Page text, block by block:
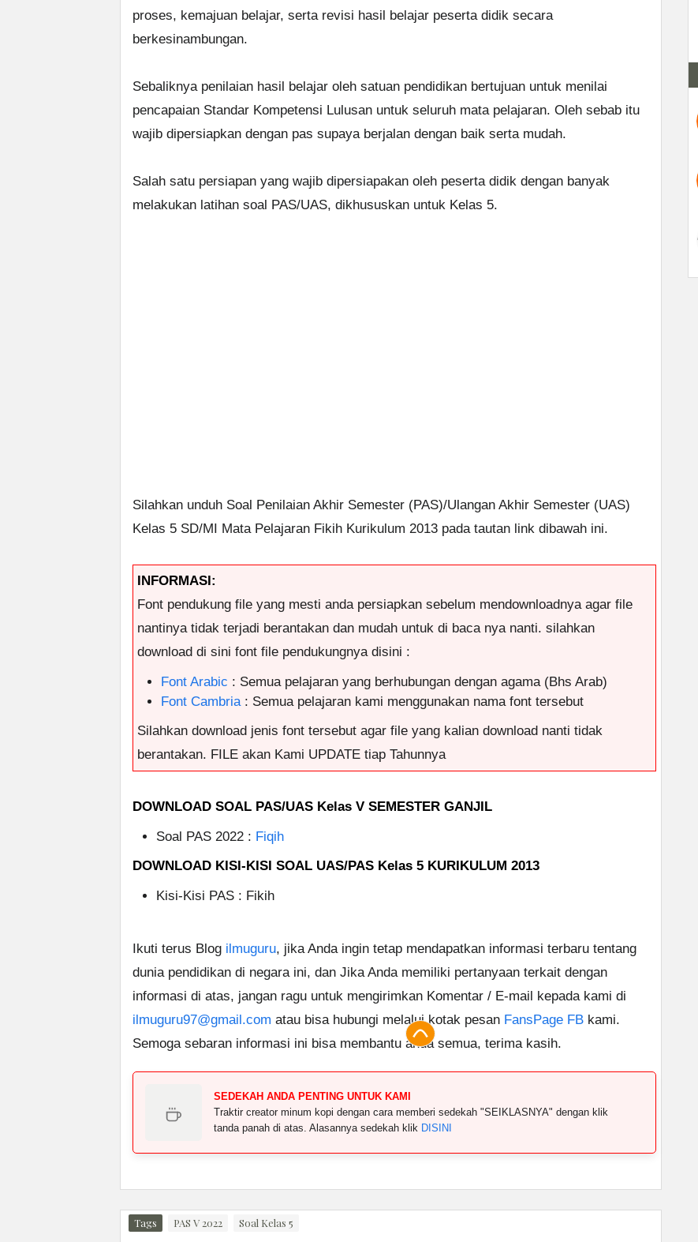
proses, kemajuan belajar, serta revisi hasil belajar peserta didik secara
berkesinambungan.
Sebaliknya penilaian hasil belajar oleh satuan pendidikan bertujuan untuk menilai
pencapaian Standar Kompetensi Lulusan untuk seluruh mata pelajaran. Oleh sebab itu
wajib dipersiapkan dengan pas supaya berjalan dengan baik serta mudah.
Salah satu persiapan yang wajib dipersiapakan oleh peserta didik dengan banyak
melakukan latihan soal PAS/UAS, dikhususkan untuk Kelas 5.
Silahkan unduh Soal Penilaian Akhir Semester (PAS)/Ulangan Akhir Semester (UAS)
Kelas 5 SD/MI Mata Pelajaran Fikih Kurikulum 2013 pada tautan link dibawah ini.
INFORMASI:
Font pendukung file yang mesti anda persiapkan sebelum mendownloadnya agar file
nantinya tidak terjadi berantakan dan mudah untuk di baca nya nanti. silahkan
download di sini font file pendukungnya disini :
Font Arabic : Semua pelajaran yang berhubungan dengan agama (Bhs Arab)
Font Cambria : Semua pelajaran kami menggunakan nama font tersebut
Silahkan download jenis font tersebut agar file yang kalian download nanti tidak
berantakan. FILE akan Kami UPDATE tiap Tahunnya
DOWNLOAD SOAL PAS/UAS Kelas V SEMESTER GANJIL
Soal PAS 2022 : Fiqih
DOWNLOAD KISI-KISI SOAL UAS/PAS Kelas 5 KURIKULUM 2013
Kisi-Kisi PAS : Fikih
Ikuti terus Blog ilmuguru, jika Anda ingin tetap mendapatkan informasi terbaru tentang
dunia pendidikan di negara ini, dan Jika Anda memiliki pertanyaan terkait dengan
informasi di atas, jangan ragu untuk mengirimkan Komentar / E-mail kepada kami di
ilmuguru97@gmail.com atau bisa hubungi melalui kotak pesan FansPage FB kami.
Semoga sebaran informasi ini bisa membantu anda semua, terima kasih.
SEDEKAH ANDA PENTING UNTUK KAMI
Traktir creator minum kopi dengan cara memberi sedekah "SEIKLASNYA" dengan klik
tanda panah di atas. Alasannya sedekah klik DISINI
Tags PAS V 2022 Soal Kelas 5